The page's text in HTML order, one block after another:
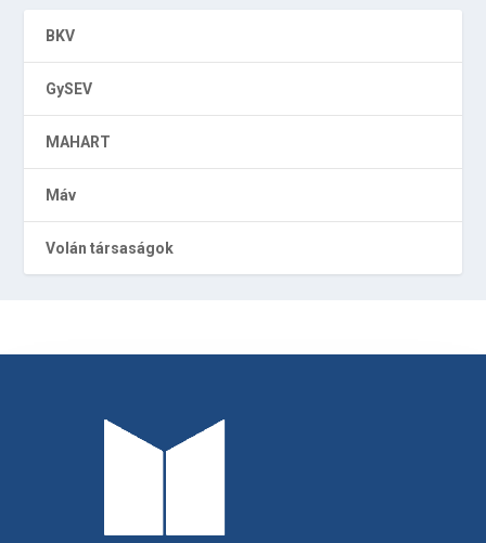
BKV
GySEV
MAHART
Máv
Volán társaságok